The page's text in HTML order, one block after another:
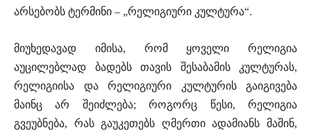
არსებობს ტერმინი – „რელიგიური კულტურა“.
მიუხედავად იმისა, რომ ყოველი რელიგია
აუცილებლად ბადებს თავის შესაბამის კულტურას,
რელიგიისა და რელიგიური კულტურის გაიგივება
მაინც არ შეიძლება; როგორც წესი, რელიგია
გვეუბნება, რას გაუკეთებს ღმერთი ადამიანს მაშინ,